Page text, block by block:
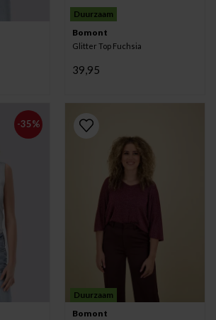
Duurzaam
Bomont
Glitter Top Fuchsia
39,95
-35%
Duurzaam
Bomont